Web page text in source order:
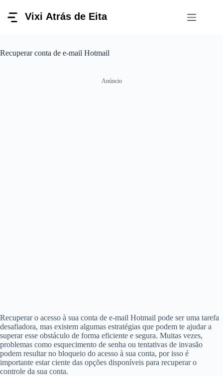
para
Recuperar conta de e-mail Hotmail
Anúncio
Recuperar o acesso à sua conta de e-mail Hotmail pode ser uma tarefa
desafiadora, mas existem algumas estratégias que podem te ajudar a
superar esse obstáculo de forma eficiente e segura. Muitas vezes,
problemas como esquecimento de senha ou tentativas de invasão
podem resultar no bloqueio do acesso à sua conta, por isso é
importante estar ciente das opções disponíveis para recuperar o
controle da sua conta.